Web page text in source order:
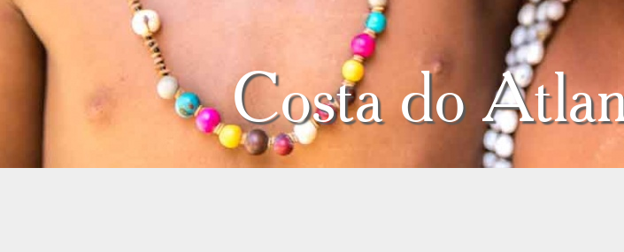
Costa do